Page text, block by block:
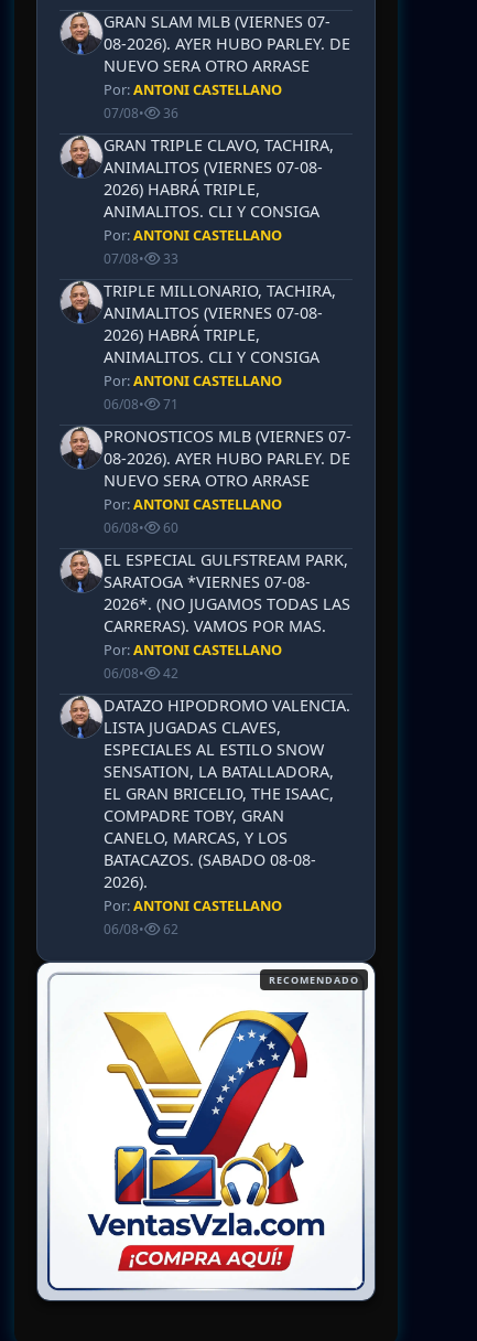
GRAN SLAM MLB (VIERNES 07-
08-2026). AYER HUBO PARLEY. DE
NUEVO SERA OTRO ARRASE
Por:ANTONI CASTELLANO
07/08• 36
GRAN TRIPLE CLAVO, TACHIRA,
ANIMALITOS (VIERNES 07-08-
2026) HABRÁ TRIPLE,
ANIMALITOS. CLI Y CONSIGA
Por:ANTONI CASTELLANO
07/08• 33
TRIPLE MILLONARIO, TACHIRA,
ANIMALITOS (VIERNES 07-08-
2026) HABRÁ TRIPLE,
ANIMALITOS. CLI Y CONSIGA
Por:ANTONI CASTELLANO
06/08• 71
PRONOSTICOS MLB (VIERNES 07-
08-2026). AYER HUBO PARLEY. DE
NUEVO SERA OTRO ARRASE
Por:ANTONI CASTELLANO
06/08• 60
EL ESPECIAL GULFSTREAM PARK,
SARATOGA *VIERNES 07-08-
2026*. (NO JUGAMOS TODAS LAS
CARRERAS). VAMOS POR MAS.
Por:ANTONI CASTELLANO
06/08• 42
DATAZO HIPODROMO VALENCIA.
LISTA JUGADAS CLAVES,
ESPECIALES AL ESTILO SNOW
SENSATION, LA BATALLADORA,
EL GRAN BRICELIO, THE ISAAC,
COMPADRE TOBY, GRAN
CANELO, MARCAS, Y LOS
BATACAZOS. (SABADO 08-08-
2026).
Por:ANTONI CASTELLANO
06/08• 62
RECOMENDADO